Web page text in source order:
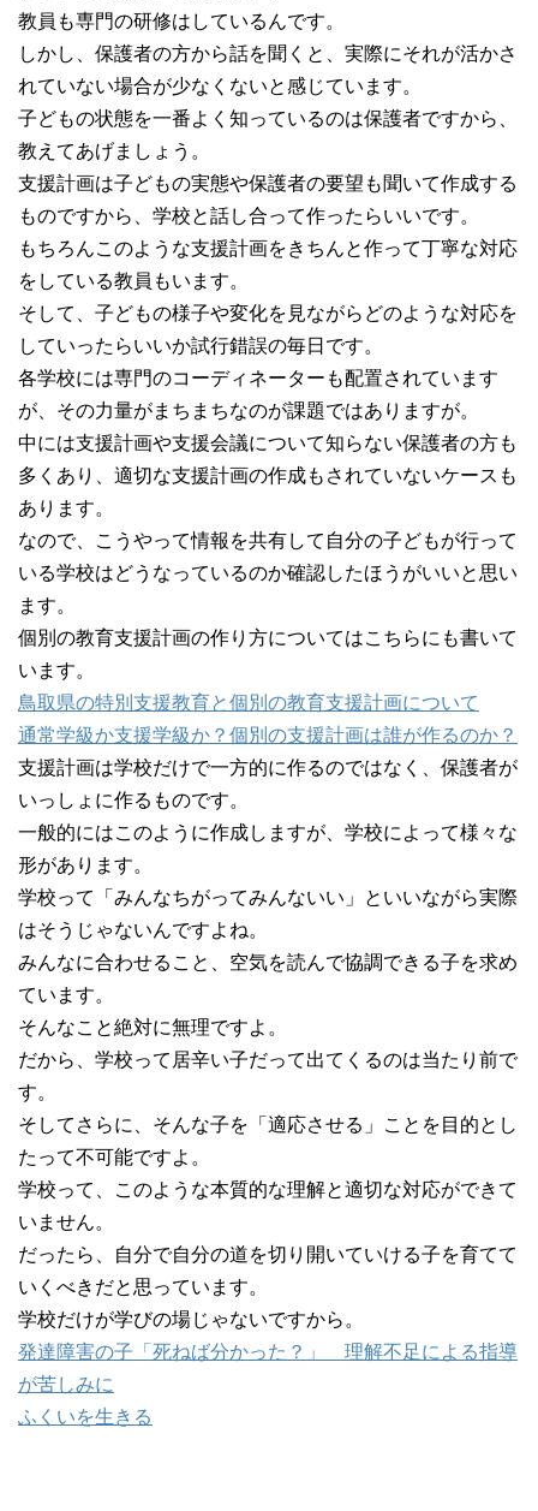
教員も専門の研修はしているんです。
しかし、保護者の方から話を聞くと、実際にそれが活かさ
れていない場合が少なくないと感じています。
子どもの状態を一番よく知っているのは保護者ですから、
教えてあげましょう。
支援計画は子どもの実態や保護者の要望も聞いて作成する
ものですから、学校と話し合って作ったらいいです。
もちろんこのような支援計画をきちんと作って丁寧な対応
をしている教員もいます。
そして、子どもの様子や変化を見ながらどのような対応を
していったらいいか試行錯誤の毎日です。
各学校には専門のコーディネーターも配置されています
が、その力量がまちまちなのが課題ではありますが。
中には支援計画や支援会議について知らない保護者の方も
多くあり、適切な支援計画の作成もされていないケースも
あります。
なので、こうやって情報を共有して自分の子どもが行って
いる学校はどうなっているのか確認したほうがいいと思い
ます。
個別の教育支援計画の作り方についてはこちらにも書いて
います。
鳥取県の特別支援教育と個別の教育支援計画について
通常学級か支援学級か？個別の支援計画は誰が作るのか？
支援計画は学校だけで一方的に作るのではなく、保護者が
いっしょに作るものです。
一般的にはこのように作成しますが、学校によって様々な
形があります。
学校って「みんなちがってみんないい」といいながら実際
はそうじゃないんですよね。
みんなに合わせること、空気を読んで協調できる子を求め
ています。
そんなこと絶対に無理ですよ。
だから、学校って居辛い子だって出てくるのは当たり前で
す。
そしてさらに、そんな子を「適応させる」ことを目的とし
たって不可能ですよ。
学校って、このような本質的な理解と適切な対応ができて
いません。
だったら、自分で自分の道を切り開いていける子を育てて
いくべきだと思っています。
学校だけが学びの場じゃないですから。
発達障害の子「死ねば分かった？」 理解不足による指導
が苦しみに
ふくいを生きる